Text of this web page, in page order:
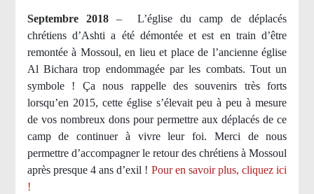
Septembre 2018 –
L’église du camp de déplacés
chrétiens d’Ashti a été démontée et est en train d’être
remontée à Mossoul, en lieu et place de l’ancienne église
Al Bichara trop endommagée par les combats. Tout un
symbole ! Ça nous rappelle des souvenirs très forts
lorsqu’en 2015, cette église s’élevait peu à peu à mesure
de vos nombreux dons pour permettre aux déplacés de ce
camp de continuer à vivre leur foi. Merci de nous
permettre d’accompagner le retour des chrétiens à Mossoul
après presque 4 ans d’exil ! Pour en savoir plus, cliquez ici
!